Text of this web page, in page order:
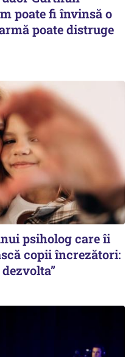
poate fi învinsă o
poate distruge
psiholog care îi
copii încrezători: